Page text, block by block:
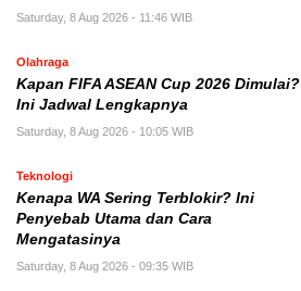
Saturday, 8 Aug 2026 - 11:46 WIB
Olahraga
Kapan FIFA ASEAN Cup 2026 Dimulai?
Ini Jadwal Lengkapnya
Saturday, 8 Aug 2026 - 10:05 WIB
Teknologi
Kenapa WA Sering Terblokir? Ini
Penyebab Utama dan Cara
Mengatasinya
Saturday, 8 Aug 2026 - 09:35 WIB